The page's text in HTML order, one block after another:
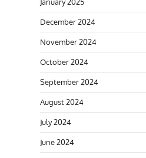
December 2024
November 2024
October 2024
September 2024
August 2024
July 2024
June 2024